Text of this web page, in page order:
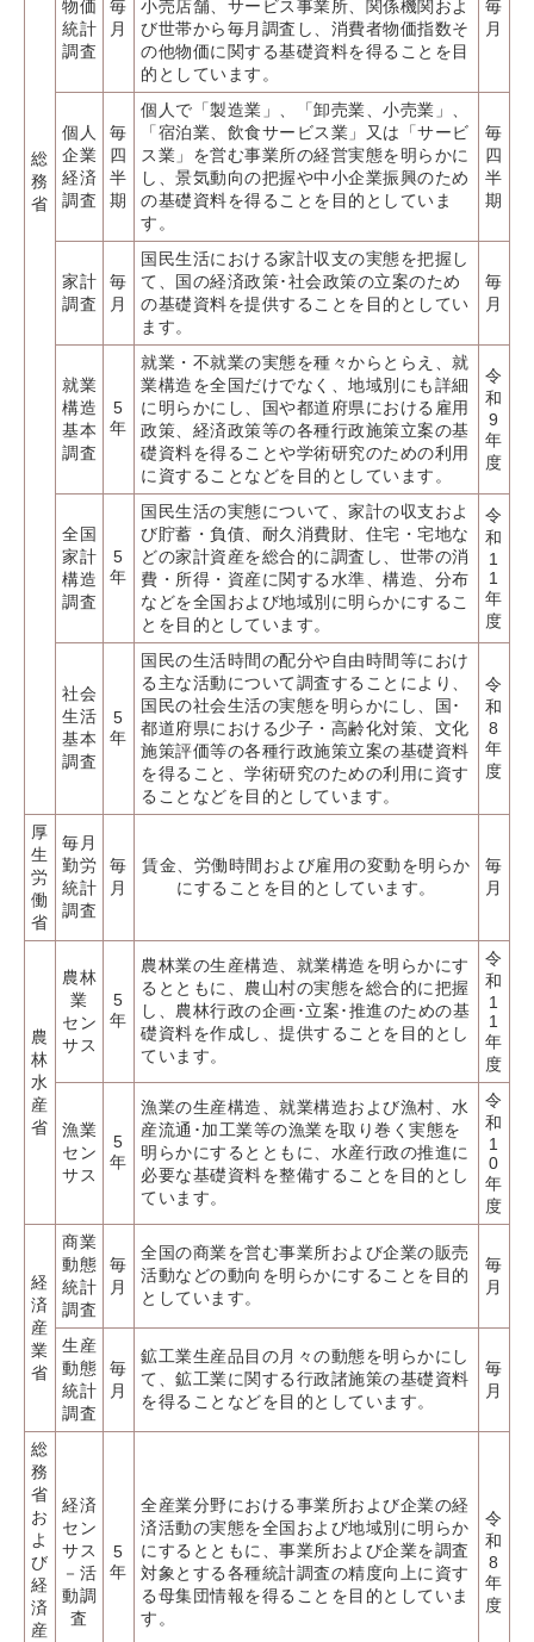
総
務
省
物価
統計
調査
毎
月
小売店舗、サービス事業所、関係機関およ
び世帯から毎月調査し、消費者物価指数そ
の他物価に関する基礎資料を得ることを目
的としています。
毎
月
個人
企業
経済
調査
毎
四
半
期
個人で「製造業」、「卸売業、小売業」、
「宿泊業、飲食サービス業」又は「サービ
ス業」を営む事業所の経営実態を明らかに
し、景気動向の把握や中小企業振興のため
の基礎資料を得ることを目的としていま
す。
毎
四
半
期
家計
調査
毎
月
国民生活における家計収支の実態を把握し
て、国の経済政策･社会政策の立案のため
の基礎資料を提供することを目的としてい
ます。
毎
月
就業
構造
基本
調査
5
年
就業・不就業の実態を種々からとらえ、就
業構造を全国だけでなく、地域別にも詳細
に明らかにし、国や都道府県における雇用
政策、経済政策等の各種行政施策立案の基
礎資料を得ることや学術研究のための利用
に資することなどを目的としています。
令
和
9
年
度
全国
家計
構造
調査
5
年
国民生活の実態について、家計の収支およ
び貯蓄・負債、耐久消費財、住宅・宅地な
どの家計資産を総合的に調査し、世帯の消
費・所得・資産に関する水準、構造、分布
などを全国および地域別に明らかにするこ
とを目的としています。
令
和
1
1
年
度
社会
生活
基本
調査
5
年
国民の生活時間の配分や自由時間等におけ
る主な活動について調査することにより、
国民の社会生活の実態を明らかにし、国･
都道府県における少子・高齢化対策、文化
施策評価等の各種行政施策立案の基礎資料
を得ること、学術研究のための利用に資す
ることなどを目的としています。
令
和
8
年
度
厚
生
労
働
省
毎月
勤労
統計
調査
毎
月
賃金、労働時間および雇用の変動を明らか
にすることを目的としています。
毎
月
農
林
水
産
省
農林
業
セン
サス
5
年
農林業の生産構造、就業構造を明らかにす
るとともに、農山村の実態を総合的に把握
し、農林行政の企画･立案･推進のための基
礎資料を作成し、提供することを目的とし
ています。
令
和
1
1
年
度
漁業
セン
サス
5
年
漁業の生産構造、就業構造および漁村、水
産流通･加工業等の漁業を取り巻く実態を
明らかにするとともに、水産行政の推進に
必要な基礎資料を整備することを目的とし
ています。
令
和
1
0
年
度
経
済
産
業
省
商業
動態
統計
調査
毎
月
全国の商業を営む事業所および企業の販売
活動などの動向を明らかにすることを目的
としています。
毎
月
生産
動態
統計
調査
毎
月
鉱工業生産品目の月々の動態を明らかにし
て、鉱工業に関する行政諸施策の基礎資料
を得ることなどを目的としています。
毎
月
総
務
省
お
よ
び
経
済
産
経済
セン
サス
－活
動調
査
5
年
全産業分野における事業所および企業の経
済活動の実態を全国および地域別に明らか
にするとともに、事業所および企業を調査
対象とする各種統計調査の精度向上に資す
る母集団情報を得ることを目的としていま
す。
令
和
8
年
度